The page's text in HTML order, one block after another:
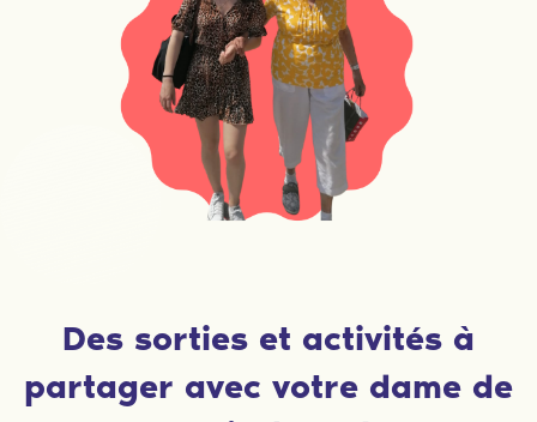
Des sorties et activités à
partager avec votre dame de